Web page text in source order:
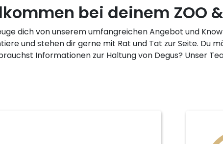
bei deinem ZOO
dich von unserem umfangreichen Angebot und
und stehen dir gerne mit Rat und Tat zur Seite. Du
Informationen zur Haltung von Degus? Unser